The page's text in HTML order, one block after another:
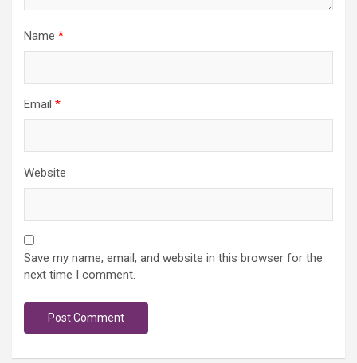
Name *
Email *
Website
Save my name, email, and website in this browser for the
next time I comment.